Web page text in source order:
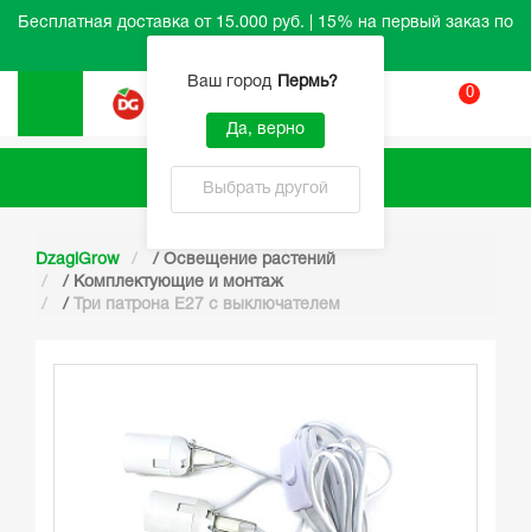
Бесплатная доставка от 15.000 руб. | 15% на первый заказ по
Ваш город Пермь?
Да, верно
Выбрать другой
0
Каталог
DzagiGrow / Освещение растений
/ Комплектующие и монтаж
/
Три патрона Е27 с выключателем